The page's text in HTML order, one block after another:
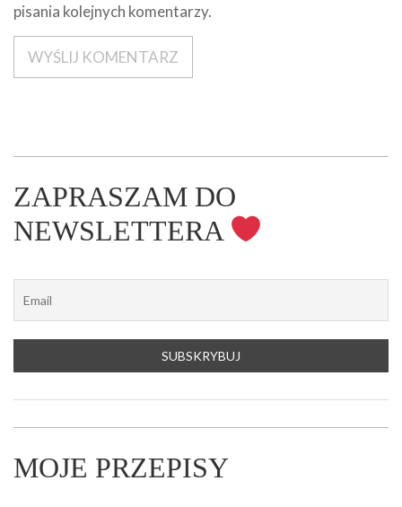
pisania kolejnych komentarzy.
ZAPRASZAM DO
NEWSLETTERA
MOJE PRZEPISY